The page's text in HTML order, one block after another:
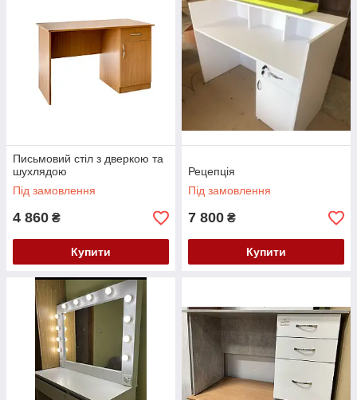
Письмовий стіл з дверкою та
шухлядою
Під замовлення
4 860 ₴
Купити
Рецепція
Під замовлення
7 800 ₴
Купити